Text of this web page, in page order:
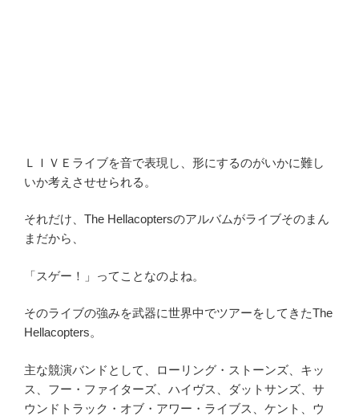
ＬＩＶＥライブを音で表現し、形にするのがいかに難し
いか考えさせせられる。
それだけ、The Hellacoptersのアルバムがライブそのまん
まだから、
「スゲー！」ってことなのよね。
そのライブの強みを武器に世界中でツアーをしてきたThe
Hellacopters。
主な競演バンドとして、ローリング・ストーンズ、キッ
ス、フー・ファイターズ、ハイヴス、ダットサンズ、サ
ウンドトラック・オブ・アワー・ライブス、ケント、ウ